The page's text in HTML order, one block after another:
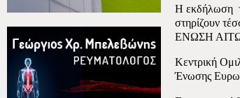
Η εκδήλωση
στηρίζουν
ΕΝΩΣΗ
Κεντρική
Ένωσης